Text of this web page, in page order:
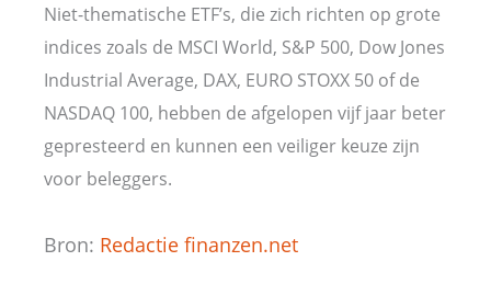
Niet-thematische ETF’s, die zich richten op grote
indices zoals de MSCI World, S&P 500, Dow Jones
Industrial Average, DAX, EURO STOXX 50 of de
NASDAQ 100, hebben de afgelopen vijf jaar beter
gepresteerd en kunnen een veiliger keuze zijn
voor beleggers.
Bron: Redactie finanzen.net